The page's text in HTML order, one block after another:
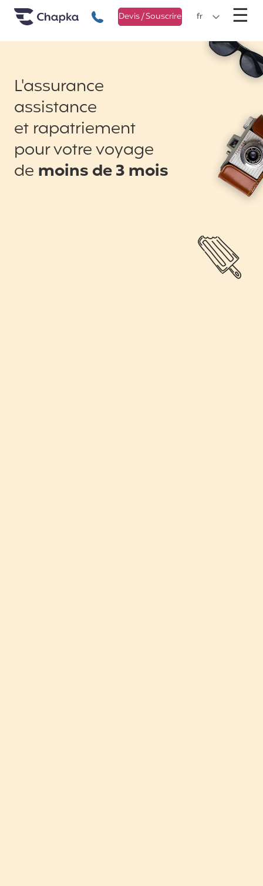
Chapka Assurances Voyages
+33 1 74 85 50 50
Devis / Souscrire fr ☰
L'assurance
assistance
et rapatriement
pour votre voyage
de moins de 3 mois